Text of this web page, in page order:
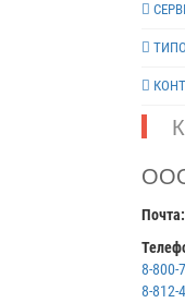
Почта:
8-800-
8-812-